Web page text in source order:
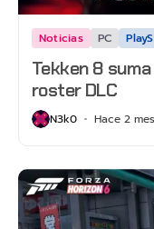
Noticias PC
Tekken 8
roster DLC
N3k0 Hace 2